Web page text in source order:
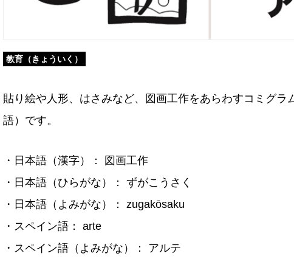
教育（きょういく）
貼り絵や人形、はさみなど、図画工作をあらわすコミグラ
語）です。
・日本語（漢字）： 図画工作
・日本語（ひらがな）： ずがこうさく
・日本語（よみがな）： zugakōsaku
・スペイン語： arte
・スペイン語（よみがな）： アルテ